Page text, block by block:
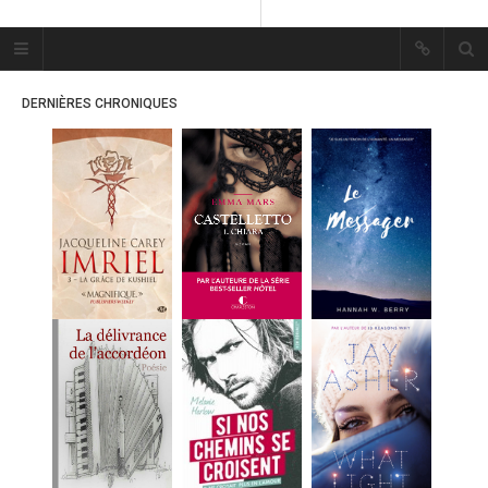
Plume Bleue
« Les mots sont les passants
« Les mots sont les passants
mystérieux de l’âme. »
ACCUEIL
LES PLUMES
MES FUTURES
LECTURES
MES CRITIQUES
MES ARTICLES
MARION
DERNIÈRES CHRONIQUES